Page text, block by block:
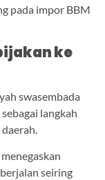
pada impor BBM
ke
swasembada
langkah
seiring